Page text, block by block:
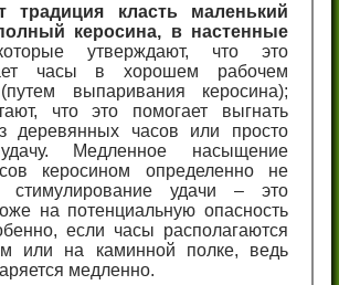
традиция класть маленький
керосина, в настенные
утверждают, что это
часы в хорошем рабочем
выпаривания керосина);
что это помогает выгнать
деревянных часов или просто
Медленное насыщение
керосином определенно не
удачи – это
на потенциальную опасность
если часы располагаются
или на каминной полке, ведь
медленно.